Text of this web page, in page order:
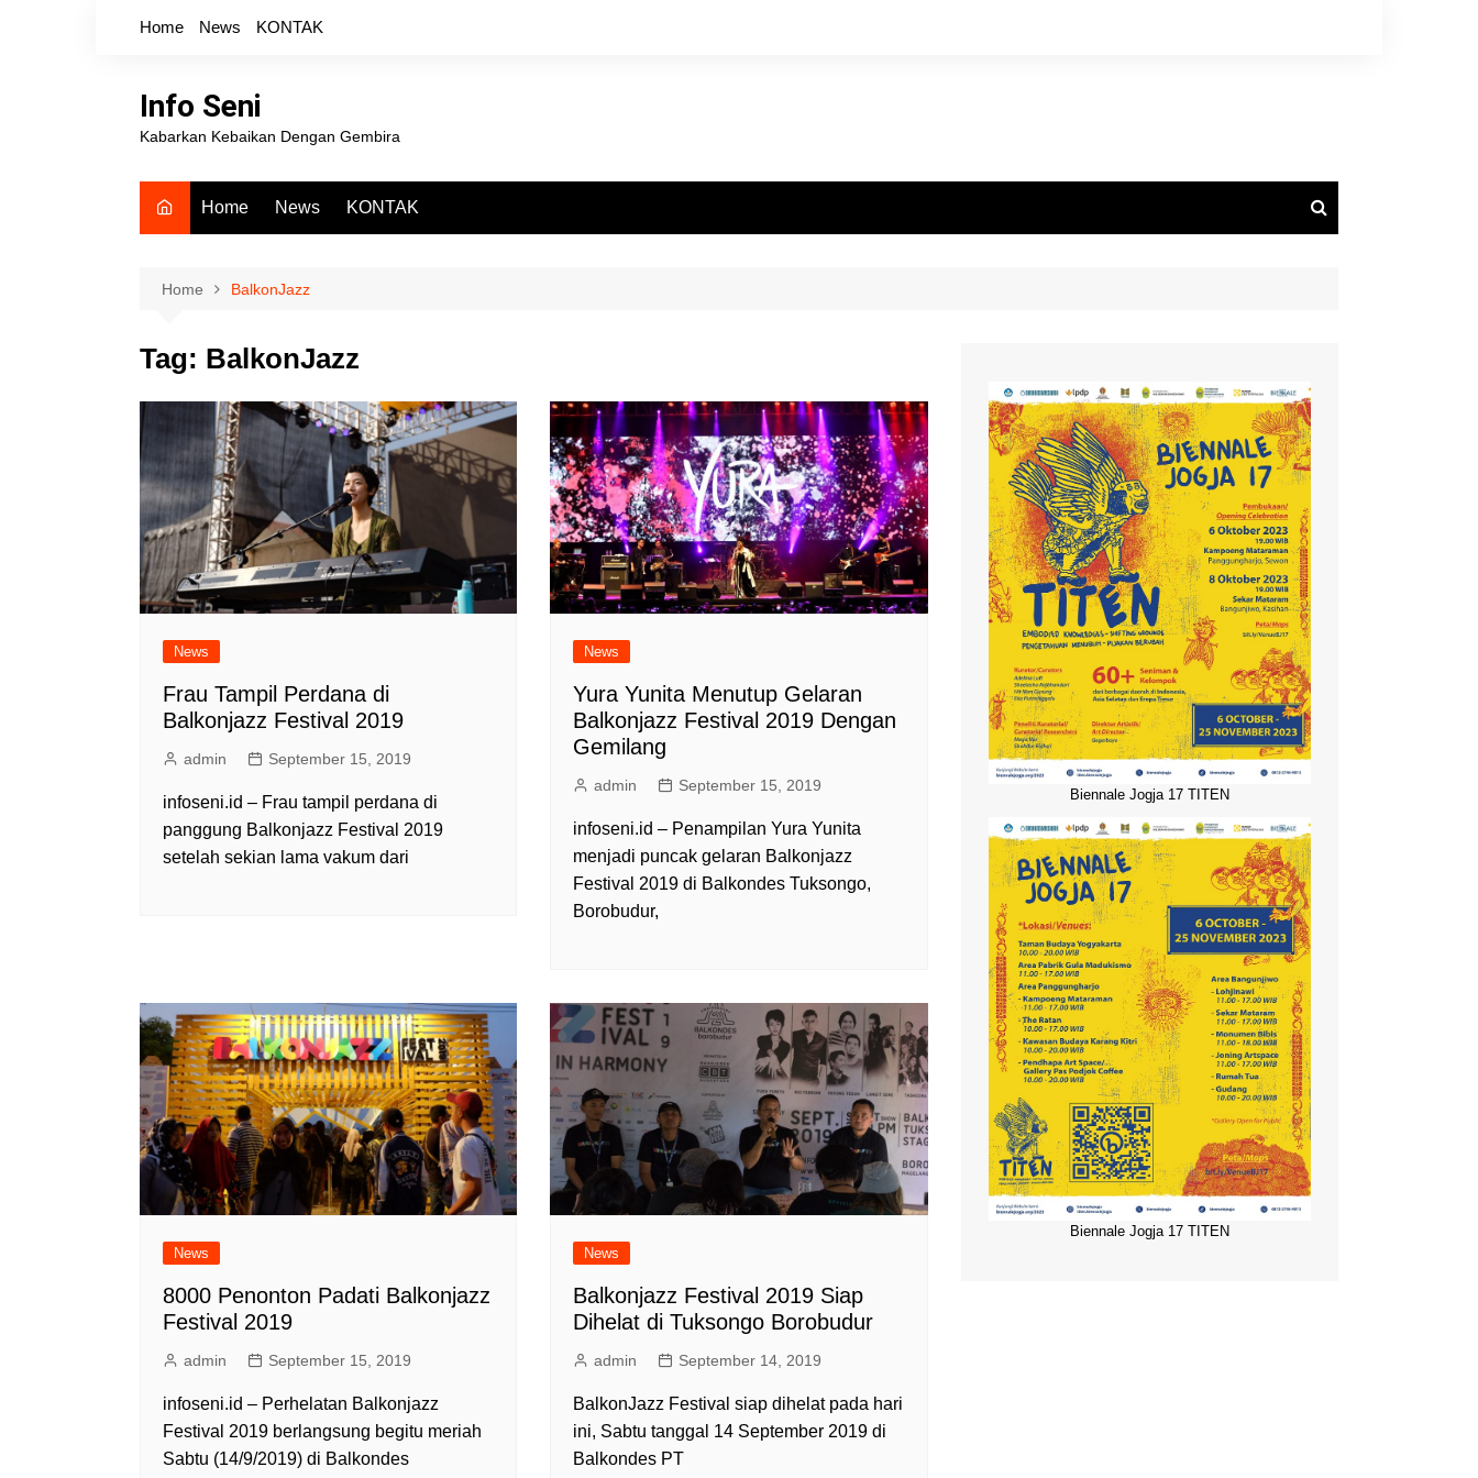
Home News KONTAK
Info Seni
Kabarkan Kebaikan Dengan Gembira
Home News KONTAK
Home BalkonJazz
Tag: BalkonJazz
News
Frau Tampil Perdana di
Balkonjazz Festival 2019
admin September 15, 2019
infoseni.id – Frau tampil perdana di
panggung Balkonjazz Festival 2019
setelah sekian lama vakum dari
News
Yura Yunita Menutup Gelaran
Balkonjazz Festival 2019 Dengan
Gemilang
admin September 15, 2019
infoseni.id – Penampilan Yura Yunita
menjadi puncak gelaran Balkonjazz
Festival 2019 di Balkondes Tuksongo,
Borobudur,
News
8000 Penonton Padati Balkonjazz
Festival 2019
admin September 15, 2019
infoseni.id – Perhelatan Balkonjazz
Festival 2019 berlangsung begitu meriah
Sabtu (14/9/2019) di Balkondes
News
Balkonjazz Festival 2019 Siap
Dihelat di Tuksongo Borobudur
admin September 14, 2019
BalkonJazz Festival siap dihelat pada hari
ini, Sabtu tanggal 14 September 2019 di
Balkondes PT
Biennale Jogja 17 TITEN
Biennale Jogja 17 TITEN